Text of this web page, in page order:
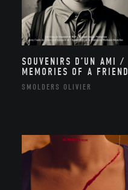
SOUVENIRS D’UN AMI /
MEMORIES OF A FRIEND
SMOLDERS OLIVIER